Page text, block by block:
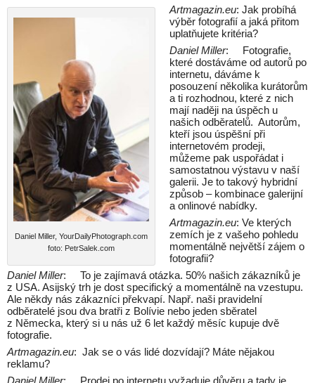
Daniel Miller, YourDailyPhotograph.com
foto: PetrSalek.com
Artmagazin.eu: Jak probíhá
výběr fotografií a jaká přitom
uplatňujete kritéria?
Daniel Miller: Fotografie,
které dostáváme od autorů po
internetu, dáváme k
posouzení několika kurátorům
a ti rozhodnou, které z nich
mají naději na úspěch u
našich odběratelů. Autorům,
kteří jsou úspěšní při
internetovém prodeji,
můžeme pak uspořádat i
samostatnou výstavu v naší
galerii. Je to takový hybridní
způsob – kombinace galerijní
a onlinové nabídky.
Artmagazin.eu: Ve kterých
zemích je z vašeho pohledu
momentálně největší zájem o
fotografii?
Daniel Miller: To je zajímavá otázka. 50% našich zákazníků je
z USA. Asijský trh je dost specifický a momentálně na vzestupu.
Ale někdy nás zákazníci překvapí. Např. naši pravidelní
odběratelé jsou dva bratři z Bolívie nebo jeden sběratel
z Německa, který si u nás už 6 let každý měsíc kupuje dvě
fotografie.
Artmagazin.eu: Jak se o vás lidé dozvídají? Máte nějakou
reklamu?